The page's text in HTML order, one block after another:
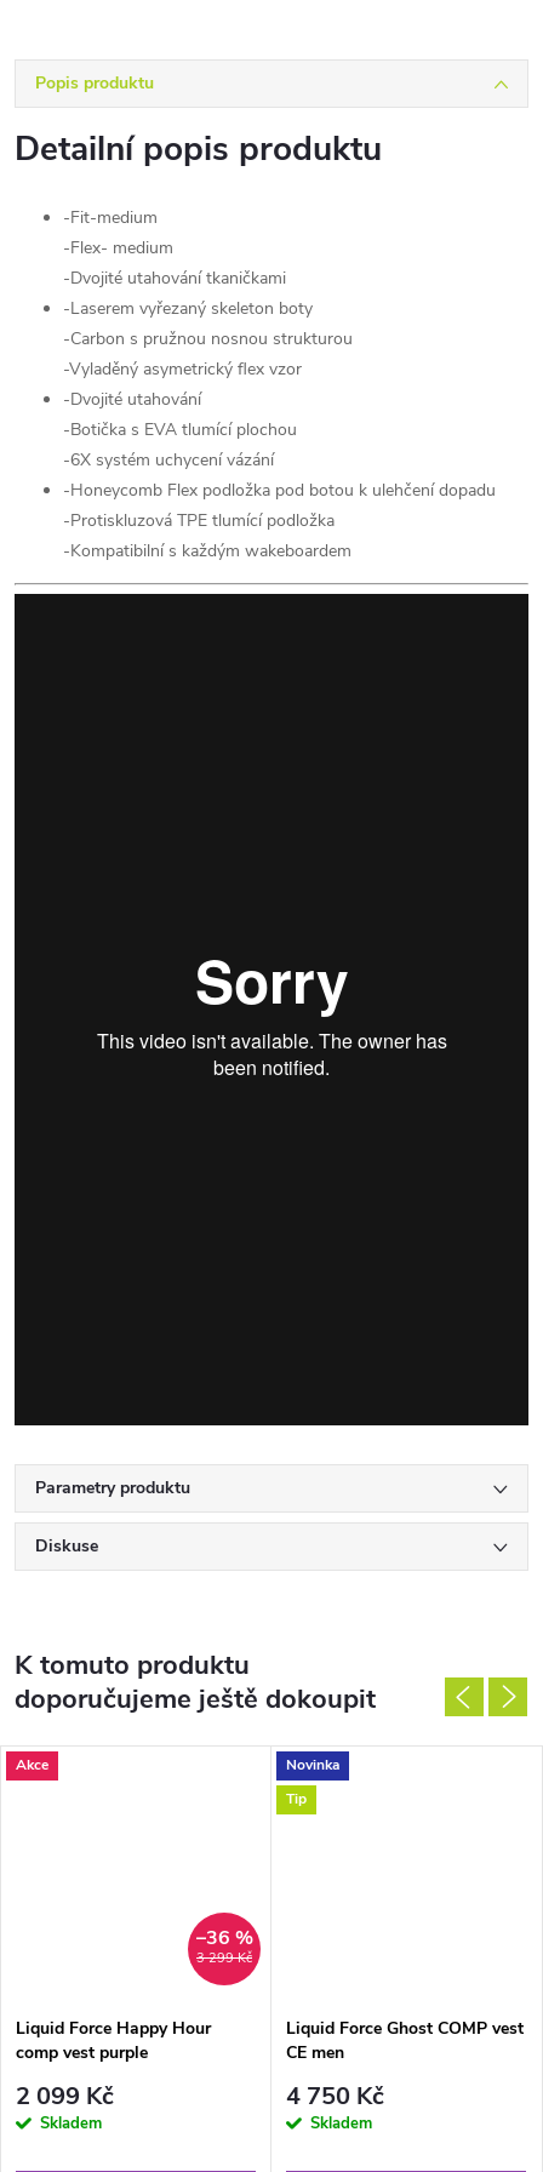
Popis produktu
Detailní popis produktu
-Fit-medium
-Flex- medium
-Dvojité utahování tkaničkami
-Laserem vyřezaný skeleton boty
-Carbon s pružnou nosnou strukturou
-Vyladěný asymetrický flex vzor
-Dvojité utahování
-Botička s EVA tlumící plochou
-6X systém uchycení vázání
-Honeycomb Flex podložka pod botou k ulehčení dopadu
-Protiskluzová TPE tlumící podložka
-Kompatibilní s každým wakeboardem
Parametry produktu
Diskuse
K tomuto produktu
doporučujeme ještě dokoupit
Akce
3 299 Kč
–36 %
Liquid Force Happy Hour
comp vest purple
2 099 Kč
Skladem
Novinka
Tip
Liquid Force Ghost COMP vest
CE men
4 750 Kč
Skladem